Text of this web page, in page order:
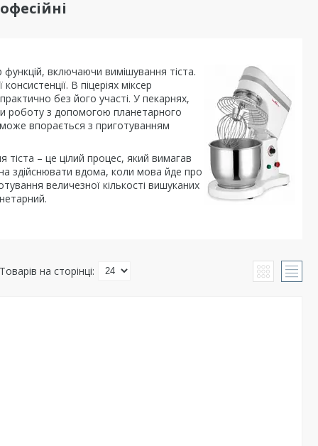
включаючи вимішування тіста.
В піцеріях міксер
без його участі. У пекарнях,
роботу з допомогою планетарного
впорається з приготуванням
– це цілий процес, який вимагав
здійснювати вдома, коли мова йде про
величезної кількості вишуканих